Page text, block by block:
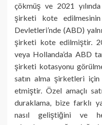
çökmüş ve 2021
şirketi kote
Devletleri’nde (ABD)
şirketi kote edilmiştir.
veya Hollanda’da ABD
şirketi kotasyonu
satın alma şirketleri
etmiştir. Özel amaçlı
duraklama, bize farklı
nasıl geliştiğini ve